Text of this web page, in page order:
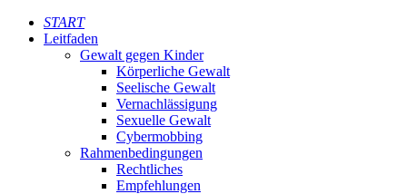
START
Leitfaden
Gewalt gegen Kinder
Körperliche Gewalt
Seelische Gewalt
Vernachlässigung
Sexuelle Gewalt
Cybermobbing
Rahmenbedingungen
Rechtliches
Empfehlungen